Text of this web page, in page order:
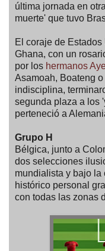
última jornada en
muerte' que tuvo
El coraje de
Ghana, con un
por los hermanos
Asamoah, Boateng
indisciplina,
segunda plaza a los
perteneció a
Grupo H
Bélgica, junto a
dos selecciones
mundialista y bajo la
histórico personal
con todas las zonas